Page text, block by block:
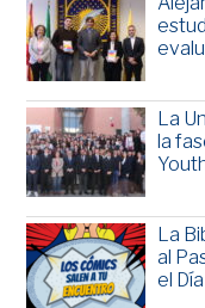
La
la
La
al
el